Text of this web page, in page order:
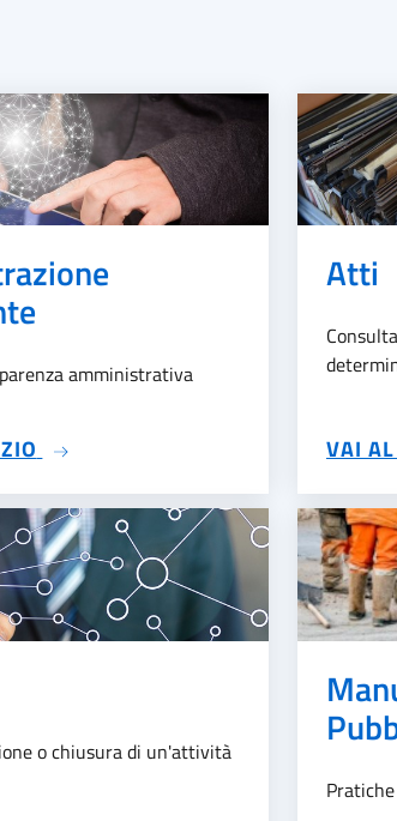
amministrativa
SU AMMINISTRAZIONE
Atti
VAI
o chiusura di un'attività